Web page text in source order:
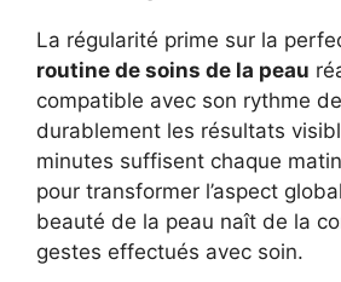
La régularité prime sur la
routine de soins de la peau
compatible avec son rythme
durablement les résultats
minutes suffisent chaque
pour transformer l’aspect
beauté de la peau naît de la
gestes effectués avec soin.